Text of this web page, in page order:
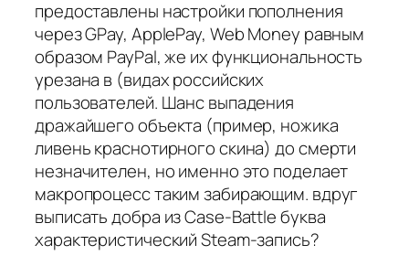
предоставлены настройки пополнения
через GPay, ApplePay, Web Money равным
образом PayPal, же их функциональность
урезана в (видах российских
пользователей. Шанс выпадения
дражайшего объекта (пример, ножика
ливень краснотирного скина) до смерти
незначителен, но именно это поделает
макропроцесс таким забирающим. вдруг
выписать добра из Case-Battle буква
характеристический Steam-запись?